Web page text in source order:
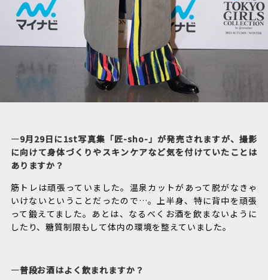
―9月29日に1st写真集「匠-sho-」が発売されますが、撮影
に向けて身体づくりやスキンケアなど気を付けていたことは
ありますか？
筋トレは頑張っていました。温泉カットがあって脱がなきゃ
いけないということだったので…。上半身、特に背中を頑張
って鍛えてました。あとは、なるべくお酒を飲まないように
したり、糖質制限もして体内の環境を整えていました。
―普段お酒はよく飲まれますか？